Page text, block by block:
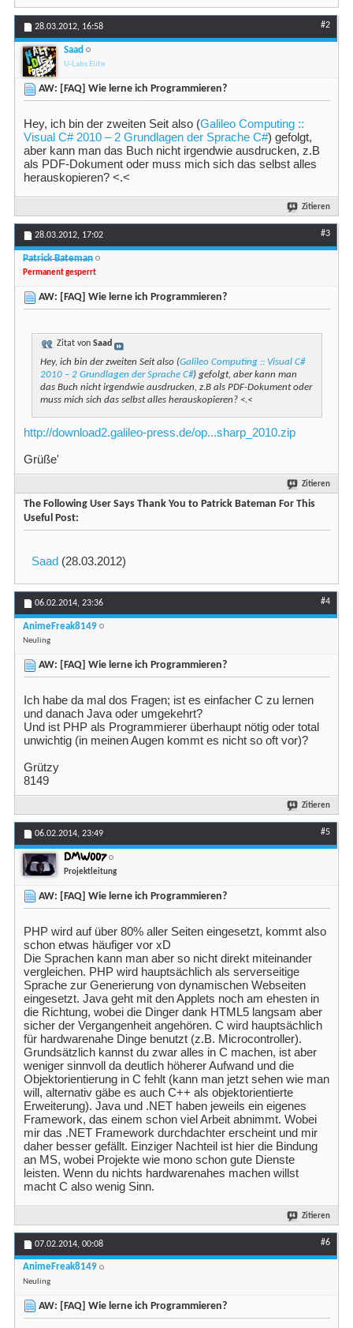
28.03.2012, 16:58 #2
Saad
U-Labs Elite
AW: [FAQ] Wie lerne ich Programmieren?
Hey, ich bin der zweiten Seit also (Galileo Computing ::
Visual C# 2010 – 2 Grundlagen der Sprache C#) gefolgt,
aber kann man das Buch nicht irgendwie ausdrucken, z.B
als PDF-Dokument oder muss mich sich das selbst alles
herauskopieren? <.<
Zitieren
28.03.2012, 17:02 #3
Patrick Bateman
Permanent gesperrt
AW: [FAQ] Wie lerne ich Programmieren?
Zitat von Saad
Hey, ich bin der zweiten Seit also (Galileo Computing :: Visual C#
2010 – 2 Grundlagen der Sprache C#) gefolgt, aber kann man
das Buch nicht irgendwie ausdrucken, z.B als PDF-Dokument oder
muss mich sich das selbst alles herauskopieren? <.<
http://download2.galileo-press.de/op...sharp_2010.zip
Grüße'
Zitieren
The Following User Says Thank You to Patrick Bateman For This
Useful Post:
Saad (28.03.2012)
06.02.2014, 23:36 #4
AnimeFreak8149
Neuling
AW: [FAQ] Wie lerne ich Programmieren?
Ich habe da mal dos Fragen; ist es einfacher C zu lernen
und danach Java oder umgekehrt?
Und ist PHP als Programmierer überhaupt nötig oder total
unwichtig (in meinen Augen kommt es nicht so oft vor)?
Grützy
8149
Zitieren
06.02.2014, 23:49 #5
DMW007
Projektleitung
AW: [FAQ] Wie lerne ich Programmieren?
PHP wird auf über 80% aller Seiten eingesetzt, kommt also
schon etwas häufiger vor xD
Die Sprachen kann man aber so nicht direkt miteinander
vergleichen. PHP wird hauptsächlich als serverseitige
Sprache zur Generierung von dynamischen Webseiten
eingesetzt. Java geht mit den Applets noch am ehesten in
die Richtung, wobei die Dinger dank HTML5 langsam aber
sicher der Vergangenheit angehören. C wird hauptsächlich
für hardwarenahe Dinge benutzt (z.B. Microcontroller).
Grundsätzlich kannst du zwar alles in C machen, ist aber
weniger sinnvoll da deutlich höherer Aufwand und die
Objektorientierung in C fehlt (kann man jetzt sehen wie man
will, alternativ gäbe es auch C++ als objektorientierte
Erweiterung). Java und .NET haben jeweils ein eigenes
Framework, das einem schon viel Arbeit abnimmt. Wobei
mir das .NET Framework durchdachter erscheint und mir
daher besser gefällt. Einziger Nachteil ist hier die Bindung
an MS, wobei Projekte wie mono schon gute Dienste
leisten. Wenn du nichts hardwarenahes machen willst
macht C also wenig Sinn.
Zitieren
07.02.2014, 00:08 #6
AnimeFreak8149
Neuling
AW: [FAQ] Wie lerne ich Programmieren?